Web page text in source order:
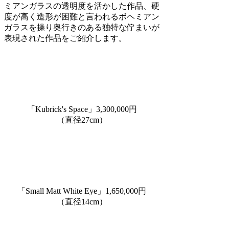
ミアンガラスの透明度を活かした作品、硬
度が高く造形が困難と言われるボヘミアン
ガラスを操り奥行きのある独特な佇まいが
表現された作品をご紹介します。
「Kubrick's Space」3,300,000円
（直径27cm）
「Small Matt White Eye」1,650,000円
（直径14cm）